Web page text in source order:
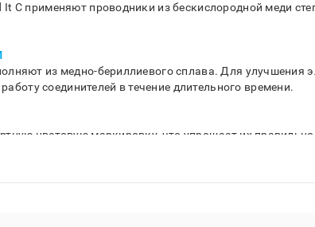
C применяют проводники из бескислородной меди
из медно-бериллиевого сплава. Для улучшения
соединителей в течение длительного времени.
цветовую маркировку, что упрощает их